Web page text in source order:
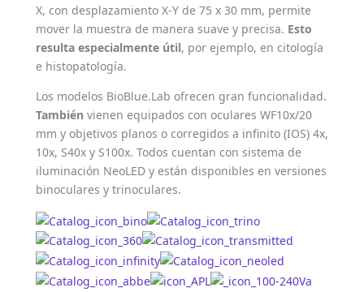
X, con desplazamiento X-Y de 75 x 30 mm, permite
mover la muestra de manera suave y precisa. Esto
resulta especialmente útil, por ejemplo, en citología
e histopatología.
Los modelos BioBlue.Lab ofrecen gran funcionalidad.
También vienen equipados con oculares WF10x/20
mm y objetivos planos o corregidos a infinito (IOS) 4x,
10x, S40x y S100x. Todos cuentan con sistema de
iluminación NeoLED y están disponibles en versiones
binoculares y trinoculares.